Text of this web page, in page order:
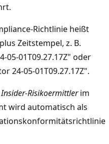
Richtlinie heißt
Zeitstempel, z. B.
05-01T09.27.17Z" oder
24-05-01T09.27.17Z".
Insider-Risikoermittlerim
wird automatisch als